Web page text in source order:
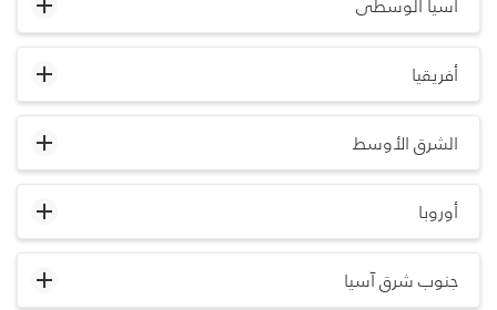
آسيا الوسطى
أفريقيا
الشرق الأوسط
أوروبا
جنوب شرق آسيا